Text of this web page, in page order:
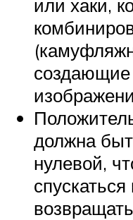
или хаки,
должна
нулевой,